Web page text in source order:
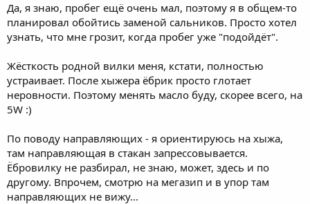
Да, я знаю, пробег ещё очень мал, поэтому я в общем-то
планировал обойтись заменой сальников. Просто хотел
узнать, что мне грозит, когда пробег уже "подойдёт".
Жёсткость родной вилки меня, кстати, полностью
устраивает. После хыжера ёбрик просто глотает
неровности. Поэтому менять масло буду, скорее всего, на
5W :)
По поводу направляющих - я ориентируюсь на хыжа,
там направляющая в стакан запрессовывается.
Ёбровилку не разбирал, не знаю, может, здесь и по
другому. Впрочем, смотрю на мегазип и в упор там
направляющих не вижу...